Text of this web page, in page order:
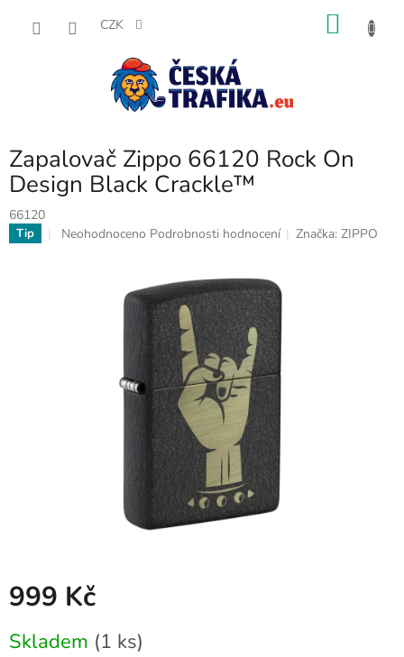
CZK
Zapalovač Zippo 66120 Rock On
Design Black Crackle™
66120
Tip
Průměrné
Neohodnoceno Podrobnosti hodnocení Značka:ZIPPO
999 Kč
cena:
Skladem (1 ks)